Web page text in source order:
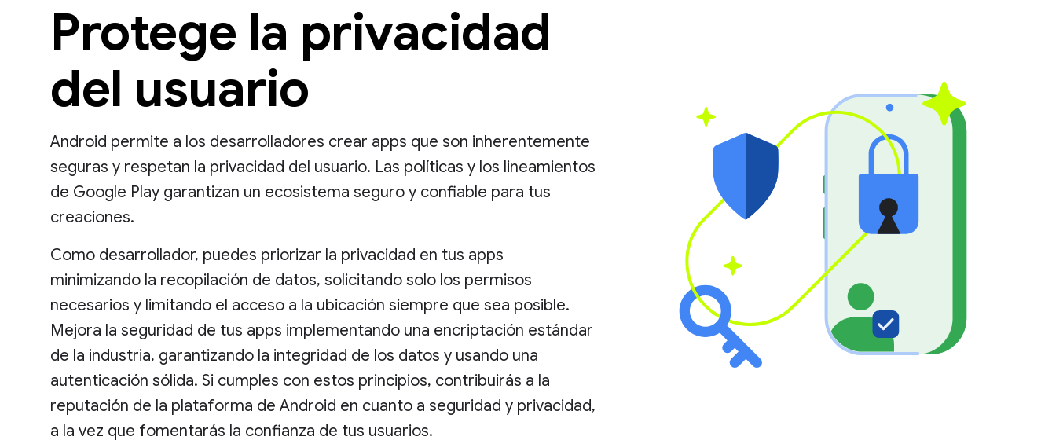
Protege la privacidad
del usuario
Android permite a los desarrolladores crear apps que son inherentemente
seguras y respetan la privacidad del usuario. Las políticas y los lineamientos
de Google Play garantizan un ecosistema seguro y confiable para tus
creaciones.
Como desarrollador, puedes priorizar la privacidad en tus apps
minimizando la recopilación de datos, solicitando solo los permisos
necesarios y limitando el acceso a la ubicación siempre que sea posible.
Mejora la seguridad de tus apps implementando una encriptación estándar
de la industria, garantizando la integridad de los datos y usando una
autenticación sólida. Si cumples con estos principios, contribuirás a la
reputación de la plataforma de Android en cuanto a seguridad y privacidad,
a la vez que fomentarás la confianza de tus usuarios.